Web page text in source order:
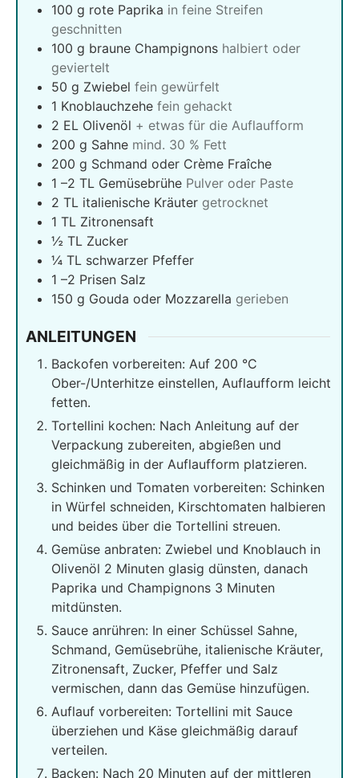
100 g rote Paprika in feine Streifen
geschnitten
100 g braune Champignons halbiert oder
geviertelt
50 g Zwiebel fein gewürfelt
1 Knoblauchzehe fein gehackt
2 EL Olivenöl + etwas für die Auflaufform
200 g Sahne mind. 30 % Fett
200 g Schmand oder Crème Fraîche
1 –2 TL Gemüsebrühe Pulver oder Paste
2 TL italienische Kräuter getrocknet
1 TL Zitronensaft
½ TL Zucker
¼ TL schwarzer Pfeffer
1 –2 Prisen Salz
150 g Gouda oder Mozzarella gerieben
ANLEITUNGEN
Backofen vorbereiten: Auf 200 °C
Ober-/Unterhitze einstellen, Auflaufform leicht
fetten.
Tortellini kochen: Nach Anleitung auf der
Verpackung zubereiten, abgießen und
gleichmäßig in der Auflaufform platzieren.
Schinken und Tomaten vorbereiten: Schinken
in Würfel schneiden, Kirschtomaten halbieren
und beides über die Tortellini streuen.
Gemüse anbraten: Zwiebel und Knoblauch in
Olivenöl 2 Minuten glasig dünsten, danach
Paprika und Champignons 3 Minuten
mitdünsten.
Sauce anrühren: In einer Schüssel Sahne,
Schmand, Gemüsebrühe, italienische Kräuter,
Zitronensaft, Zucker, Pfeffer und Salz
vermischen, dann das Gemüse hinzufügen.
Auflauf vorbereiten: Tortellini mit Sauce
überziehen und Käse gleichmäßig darauf
verteilen.
Backen: Nach 20 Minuten auf der mittleren